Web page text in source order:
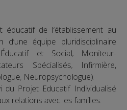
de l’établissement au
d’une équipe pluridisciplinaire
Éducatif et Social, Moniteur-
Spécialisés, Infirmière,
Neuropsychologue).
du Projet Educatif Individualisé
relations avec les familles.